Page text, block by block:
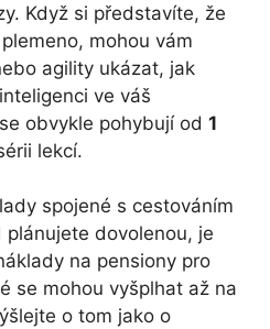
Když si představíte, že
mohou vám
agility ukázat, jak
ve váš
obvykle pohybují od 1
lekcí.
spojené s cestováním
dovolenou, je
na pensiony pro
se mohou vyšplhat až na
o tom jako o